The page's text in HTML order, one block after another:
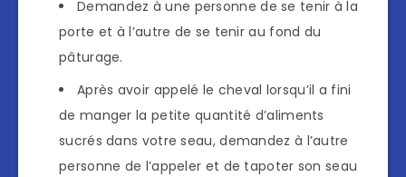
Demandez à une personne de se tenir à la
porte et à l’autre de se tenir au fond du
pâturage.
Après avoir appelé le cheval lorsqu’il a fini
de manger la petite quantité d’aliments
sucrés dans votre seau, demandez à l’autre
personne de l’appeler et de tapoter son seau